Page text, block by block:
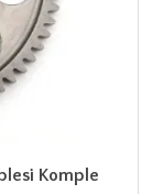
Komple